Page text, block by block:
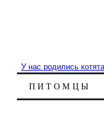
У нас родились котята
ПИТОМЦЫ